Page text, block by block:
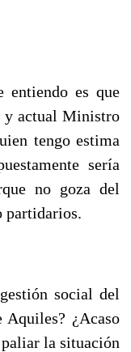
entiendo es que
y actual Ministro
tengo estima
sería
no goza del
partidarios.
social del
¿Acaso
la situación